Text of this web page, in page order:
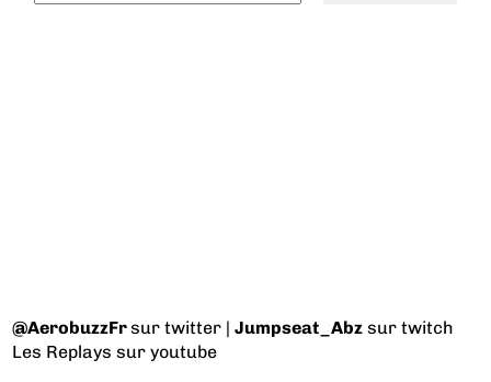
@AerobuzzFrsur twitter |Jumpseat_Abz sur twitch
Les Replays sur youtube